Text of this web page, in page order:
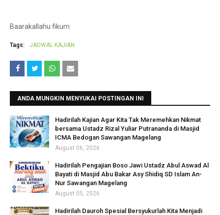
Baarakallahu fikum
Tags: JADWAL KAJIAN
ANDA MUNGKIN MENYUKAI POSTINGAN INI
Hadirilah Kajian Agar Kita Tak Meremehkan Nikmat
bersama Ustadz Rizal Yuliar Putrananda di Masjid
ICMA Bedogan Sawangan Magelang
August 06, 2026
Hadirilah Pengajian Boso Jawi Ustadz Abul Aswad Al
Bayati di Masjid Abu Bakar Asy Shidiq SD Islam An-
Nur Sawangan Magelang
August 05, 2026
Hadirilah Dauroh Spesial Bersyukurlah Kita Menjadi